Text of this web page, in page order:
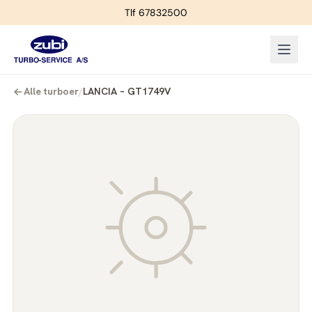
Tlf 67832500
Alle turboer/LANCIA – GT1749V